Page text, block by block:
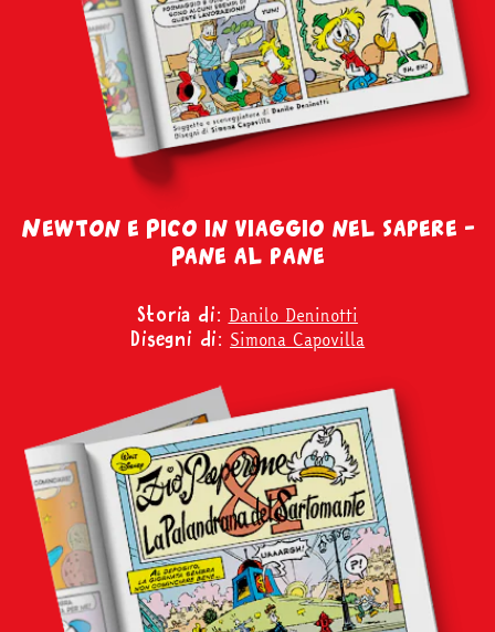
Newton e Pico in viaggio nel sapere –
Pane al pane
Storia di: Danilo Deninotti
Disegni di: Simona Capovilla